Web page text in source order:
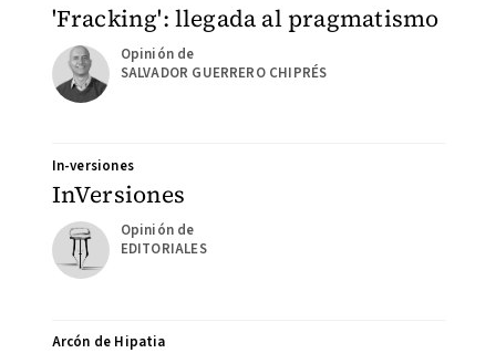
'Fracking': llegada al pragmatismo
SALVADOR GUERRERO CHIPRÉS
InVersiones
In-versiones
EDITORIALES
Arcón de Hipatia